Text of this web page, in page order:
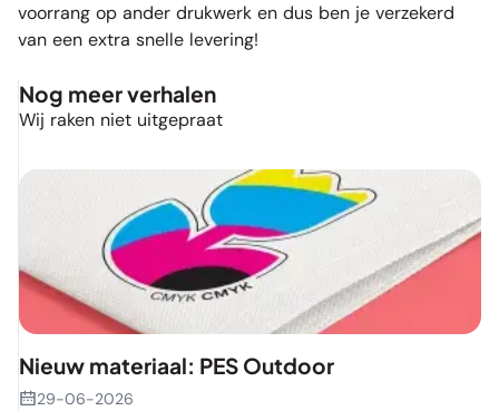
voorrang op ander drukwerk en dus ben je verzekerd
van een extra snelle levering!
Nog meer verhalen
Wij raken niet uitgepraat
Nieuw materiaal: PES Outdoor
29-06-2026